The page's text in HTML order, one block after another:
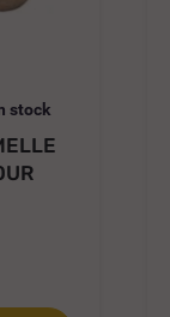
stock